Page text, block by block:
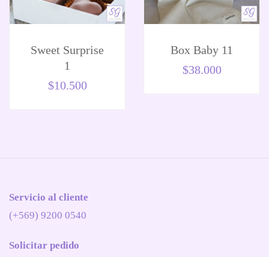
Sweet Surprise
1
$10.500
Box Baby 11
$38.000
Servicio al cliente
(+569) 9200 0540
Solicitar pedido